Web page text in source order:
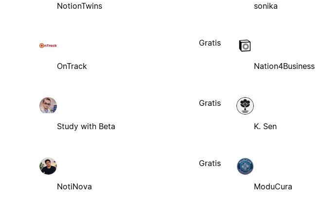
NotionTwins sonika
OnTrack
Gratis
Nation4Business
Study with Beta
Gratis
K. Sen
NotiNova
Gratis
ModuCura